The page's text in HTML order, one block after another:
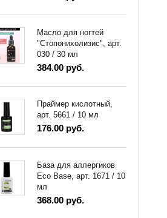
Масло для ногтей
"Стопонихолизис", арт.
030 / 30 мл
384.00 руб.
Праймер кислотный,
арт. 5661 / 10 мл
176.00 руб.
База для аллергиков
Eco Base, арт. 1671 / 10
мл
368.00 руб.